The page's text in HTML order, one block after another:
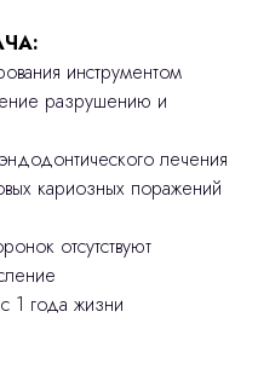
инструментом
разрушению и
лечения
кариозных поражений
отсутствуют
1 года жизни